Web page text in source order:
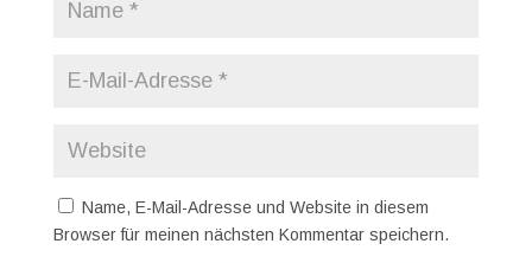
Name, E-Mail-Adresse und Website in diesem
Browser für meinen nächsten Kommentar speichern.